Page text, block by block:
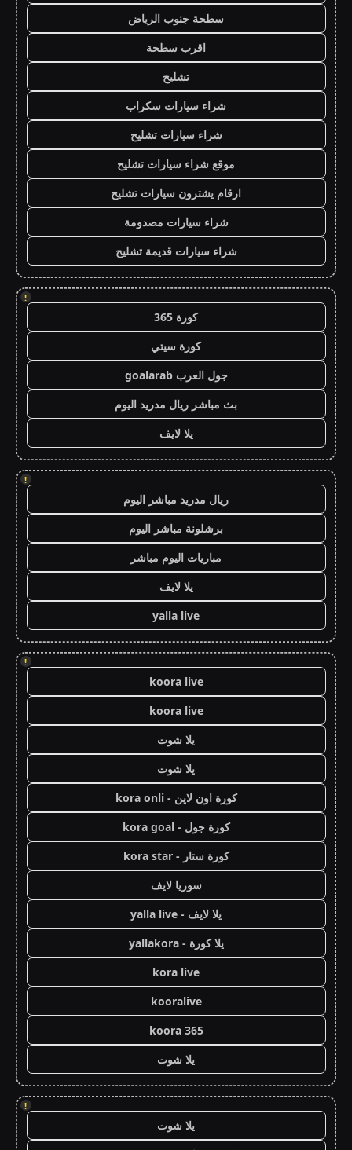
سطحة جنوب الرياض
اقرب سطحة
تشليح
شراء سيارات سكراب
شراء سيارات تشليح
موقع شراء سيارات تشليح
ارقام يشترون سيارات تشليح
شراء سيارات مصدومة
شراء سيارات قديمة تشليح
!
كورة 365
كورة سيتي
جول العرب goalarab
بث مباشر ريال مدريد اليوم
يلا لايف
!
ريال مدريد مباشر اليوم
برشلونة مباشر اليوم
مباريات اليوم مباشر
يلا لايف
yalla live
!
koora live
koora live
يلا شوت
يلا شوت
كورة اون لاين - kora onli
كورة جول - kora goal
كورة ستار - kora star
سوريا لايف
يلا لايف - yalla live
يلا كورة - yallakora
kora live
kooralive
koora 365
يلا شوت
!
يلا شوت